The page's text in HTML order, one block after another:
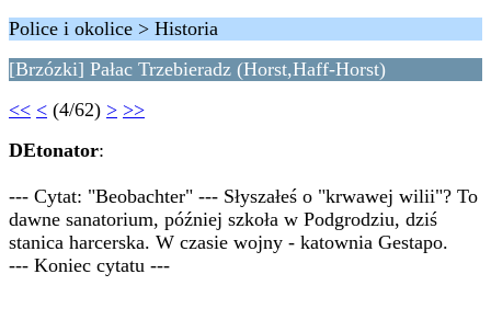
Police i okolice > Historia
[Brzózki] Pałac Trzebieradz (Horst,Haff-Horst)
<< < (4/62) > >>
DEtonator:
--- Cytat: "Beobachter" --- Słyszałeś o "krwawej wilii"? To
dawne sanatorium, później szkoła w Podgrodziu, dziś
stanica harcerska. W czasie wojny - katownia Gestapo.
--- Koniec cytatu ---